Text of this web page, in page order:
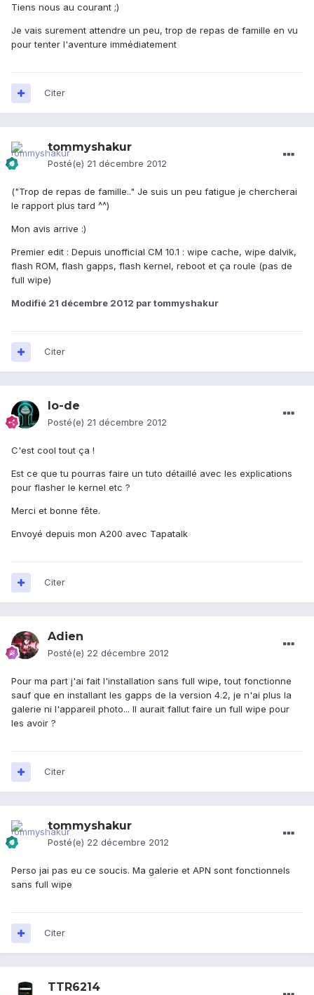
Tiens nous au courant ;)
Je vais surement attendre un peu, trop de repas de famille en vu
pour tenter l'aventure immédiatement
Citer
tommyshakur
Posté(e) 21 décembre 2012
("Trop de repas de famille.." Je suis un peu fatigue je chercherai
le rapport plus tard ^^)
Mon avis arrive :)
Premier edit : Depuis unofficial CM 10.1 : wipe cache, wipe dalvik,
flash ROM, flash gapps, flash kernel, reboot et ça roule (pas de
full wipe)
Modifié 21 décembre 2012 par tommyshakur
Citer
lo-de
Posté(e) 21 décembre 2012
C'est cool tout ça !
Est ce que tu pourras faire un tuto détaillé avec les explications
pour flasher le kernel etc ?
Merci et bonne fête.
Envoyé depuis mon A200 avec Tapatalk
Citer
Adien
Posté(e) 22 décembre 2012
Pour ma part j'ai fait l'installation sans full wipe, tout fonctionne
sauf que en installant les gapps de la version 4.2, je n'ai plus la
galerie ni l'appareil photo... Il aurait fallut faire un full wipe pour
les avoir ?
Citer
tommyshakur
Posté(e) 22 décembre 2012
Perso jai pas eu ce soucis. Ma galerie et APN sont fonctionnels
sans full wipe
Citer
TTR6214